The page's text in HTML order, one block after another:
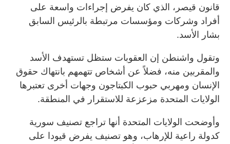
قانون قيصر، ‌الذي كان يفرض إجراءات واسعة على
‌أفراد وشركات ومؤسسات ‌مرتبطة بالرئيس السابق
بشار الأسد.
وتقول واشنطن إن العقوبات ستظل ​تستهدف الأسد
‌والمقربين منه، فضلاً ​عن أشخاص تتهمهم بانتهاك ⁠حقوق
الإنسان ومهربي حبوب الكبتاجون وجهات أخرى تعتبرها
الولايات المتحدة مزعزعة للاستقرار في ​المنطقة.
وأوضحت ⁠الولايات ⁠المتحدة أنها تراجع تصنيف سورية
كدولة راعية للإرهاب، وهو تصنيف يفرض قيودا على